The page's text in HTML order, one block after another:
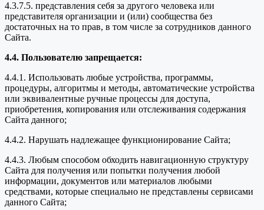
4.3.7.5. представления себя за другого человека или
представителя организации и (или) сообщества без
достаточных на то прав, в том числе за сотрудников данного
Сайта.
4.4. Пользователю запрещается:
4.4.1. Использовать любые устройства, программы,
процедуры, алгоритмы и методы, автоматические устройства
или эквивалентные ручные процессы для доступа,
приобретения, копирования или отслеживания содержания
Сайта данного;
4.4.2. Нарушать надлежащее функционирование Сайта;
4.4.3. Любым способом обходить навигационную структуру
Сайта для получения или попытки получения любой
информации, документов или материалов любыми
средствами, которые специально не представлены сервисами
данного Сайта;